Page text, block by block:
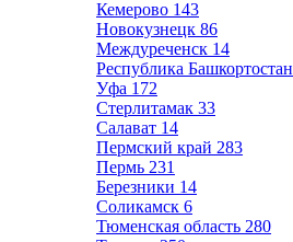
Кемерово 143
Новокузнецк 86
Междуреченск 14
Республика Башкортостан
Уфа 172
Стерлитамак 33
Салават 14
Пермский край 283
Пермь 231
Березники 14
Соликамск 6
Тюменская область 280